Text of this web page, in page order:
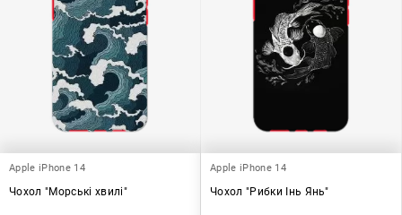
Apple iPhone 14
Чохол "Морські хвилі"
Apple iPhone 14
Чохол "Рибки Інь Янь"